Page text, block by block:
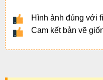
Hình ảnh đúng với
Cam kết bản vẽ